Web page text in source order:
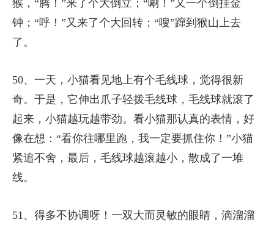
猴，“腾！”来了个大倒立；“唰！”又一个倒挂金
钟；“呼！”又来了个大回转；“嗖”蹿到猴山上去
了。
50、一天，小猫看见地上有个毛线球，觉得很新
奇。于是，它伸出爪子轻拨毛线球，毛线球就滚了
起来，小猫越玩越带劲。看小猫那认真的表情，好
像在想：“看你往哪里跑，我一定要抓住你！”小猫
紧追不舍，最后，毛线球越滚越小，散成了一堆
线。
51、得多不协调呀！一双大而灵敏的眼睛，滴溜溜